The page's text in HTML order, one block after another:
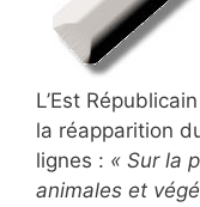
L’Est
la réapparition
lignes : « Sur la
animales et